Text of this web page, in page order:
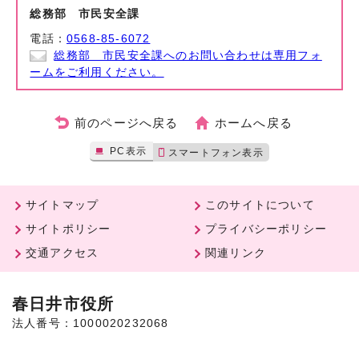
総務部 市民安全課
電話：0568-85-6072
総務部 市民安全課へのお問い合わせは専用フォ
ームをご利用ください。
前のページへ戻る ホームへ戻る
PC表示 スマートフォン表示
サイトマップ
このサイトについて
サイトポリシー
プライバシーポリシー
交通アクセス
関連リンク
春日井市役所
法人番号：1000020232068